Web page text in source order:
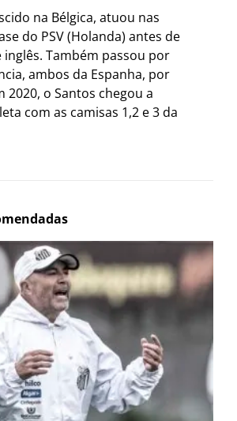
na Bélgica, atuou nas
do PSV (Holanda) antes de
inglês. Também passou por
ambos da Espanha, por
2020, o Santos chegou a
com as camisas 1,2 e 3 da